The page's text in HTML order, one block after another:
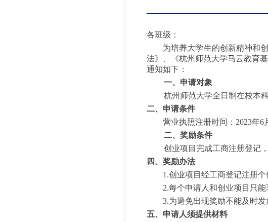
各班级 ：
为培养大学生的创新精神和
法》、《杭州师范大学马云教育
通知如下：
一、申请对象
杭州师范大学全日制在校本
二、申请条件
营业执照注册时间： 2023年6
二、奖励条件
创业项目完成工商注册登记
四、奖励办法
1.创业项目经工商登记注册个
2.每个申请人和创业项目只
3.为避免出现奖励不能及时
五、申请人须提供材料